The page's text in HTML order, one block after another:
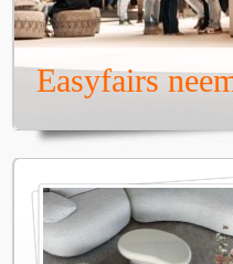
Easyfairs